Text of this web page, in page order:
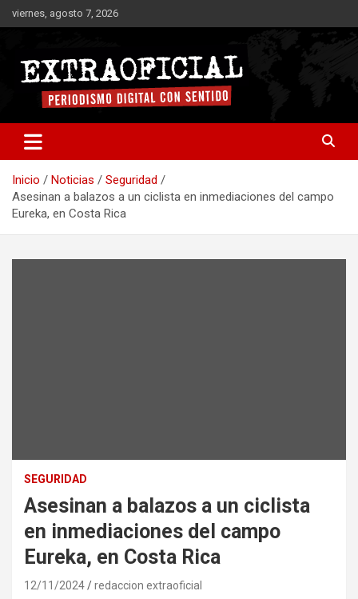
Saltar
al
viernes, agosto 7, 2026
Extraoficial
Inicio Noticias
Seguridad
Asesinan a balazos a un ciclista en inmediaciones del campo
Eureka, en Costa Rica
SEGURIDAD
Asesinan a balazos a un ciclista
en inmediaciones del campo
Eureka, en Costa Rica
12/11/2024 redaccion extraoficial